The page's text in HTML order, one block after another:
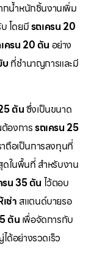
น้ำหนักชิ้นงานเพิ่ม
โดยมีรถเครน 20
เครน 20 ตันอย่าง
ที่ชำนาญการและมี
ตันซึ่งเป็นขนาด
ต้องการรถเครน 25
าถือเป็นการลงทุนที่
ในพื้นที่ สำหรับงาน
รน 35 ตันไว้ตอบ
ช่า สแตนด์บายรอ
ตันเพื่อจัดการกับ
ด้อย่างรวดเร็ว